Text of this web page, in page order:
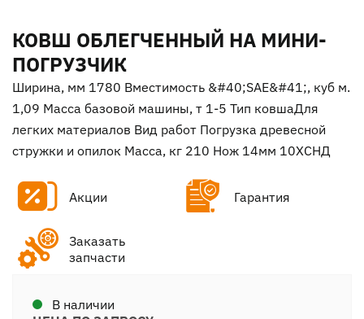
КОВШ ОБЛЕГЧЕННЫЙ НА МИНИ-
ПОГРУЗЧИК
Ширина, мм 1780 Вместимость &#40;SAE&#41;, куб м.
1,09 Масса базовой машины, т 1-5 Тип ковшаДля
легких материалов Вид работ Погрузка древесной
стружки и опилок Масса, кг 210 Нож 14мм 10ХСНД
Акции Гарантия
Заказать
запчасти
В наличии